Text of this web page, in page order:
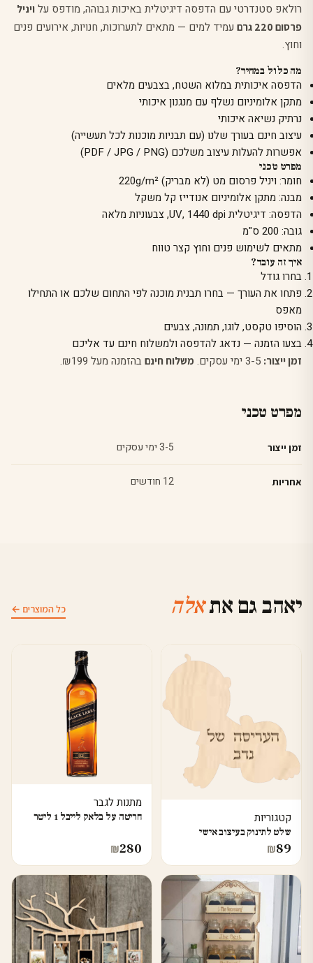
רולאפ סטנדרטי עם הדפסה דיגיטלית באיכות גבוהה, מודפס על ויניל
פרסום 220 גרם
עמיד למים — מתאים לתערוכות, חנויות, אירועים פנים
וחוץ.
מה כלול במחיר?
הדפסה איכותית במלוא השטח, בצבעים מלאים
מתקן אלומיניום נשלף עם מנגנון איכותי
נרתיק נשיאה איכותי
עיצוב חינם בעורך שלנו (עם תבניות מוכנות לכל תעשייה)
אפשרות להעלות עיצוב משלכם (PDF / JPG / PNG)
מפרט טכני
חומר: ויניל פרסום מט (לא מבריק) 220g/m²
מבנה: מתקן אלומיניום אנודייז קל משקל
הדפסה: דיגיטלית UV, 1440 dpi, צבעוניות מלאה
גובה: 200 ס"מ
מתאים לשימוש פנים וחוץ קצר טווח
איך זה עובד?
בחרו גודל
פתחו את העורך — בחרו תבנית מוכנה לפי התחום שלכם או התחילו
מאפס
הוסיפו טקסט, לוגו, תמונה, צבעים
בצעו הזמנה — נדאג להדפסה ולמשלוח חינם עד אליכם
זמן ייצור: משלוח חינם בהזמנה מעל ₪199.
מפרט טכני
זמן ייצור 3-5 ימי עסקים
אחריות 12 חודשים
יאהב גם אתאלה כל המוצרים ←
קטגוריות
שלט לתינוק בעיצוב אישי
₪89
מתנות לגבר
חריטה על בלאק לייבל 1 ליטר
₪280